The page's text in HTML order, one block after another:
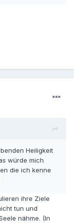
Heiligkeit
würde mich
die ich kenne
ihre Ziele
tun und
nähme. (In